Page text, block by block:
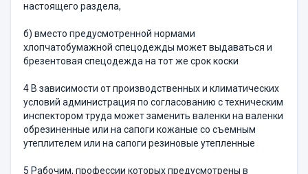
настоящего раздела,
б) вместо предусмотренной нормами
хлопчатобумажной спецодеж­ды может выдаваться и
брезентовая спецодежда на тот же срок коски
4 В зависимости от производственных и климатических
условий администрация по согласованию с техническим
инспектором труда мо­жет заменить валенки на валенки
обрезиненные или на сапоги кожа­ные со съемным
утеплителем или на сапоги резиновые утепленные
5 Рабочим, профессии которых предусмотрены в